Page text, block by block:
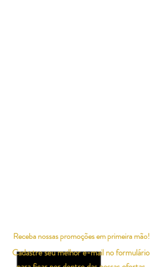
Cadastre seu melhor e-mail no formulário
Receba nossas promoções em primeira mão!